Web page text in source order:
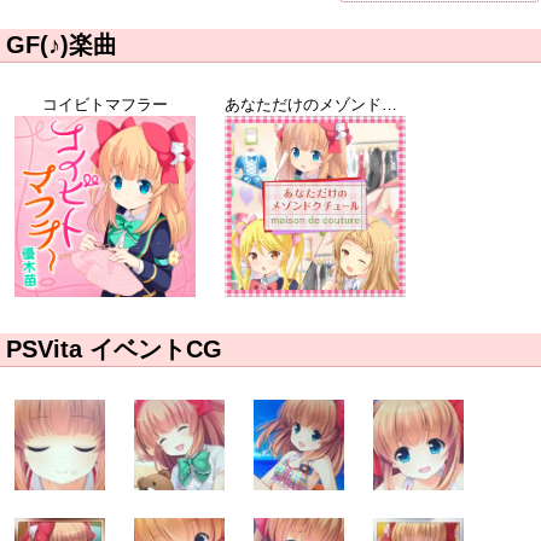
GF(♪)楽曲
コイビトマフラー あなただけのメゾンドクチュール
PSVita イベントCG